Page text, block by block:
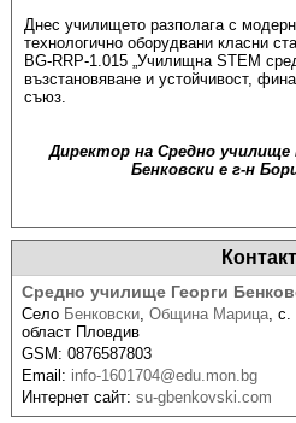
Днес училището разполага с
технологично оборудвани класни
BG-RRP-1.015 „Училищна STEM
възстановяване и устойчивост,
съюз.
Директор на Средно училище
Бенковски е г-н
Средно училище Георги
Село Бенковски,Община Марица,с.
област Пловдив
GSM:0876587803
Email: info-1601704@edu.mon.bg
Интернет сайт:su-gbenkovski.com